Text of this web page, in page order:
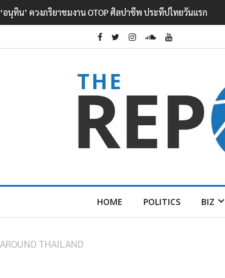
ลอรีอัลโชว์ผลประกอบการครึ่งปีแรกโต 6.5% กวาดรายได้ 2.3 ห
HOME POLITICS BIZ
AROUND THAILAND